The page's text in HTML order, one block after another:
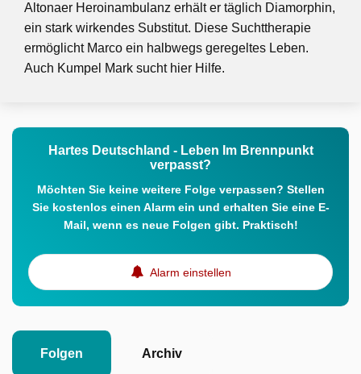
Altonaer Heroinambulanz erhält er täglich Diamorphin,
ein stark wirkendes Substitut. Diese Suchttherapie
ermöglicht Marco ein halbwegs geregeltes Leben.
Auch Kumpel Mark sucht hier Hilfe.
Hartes Deutschland - Leben Im Brennpunkt
verpasst?
Möchten Sie keine weitere Folge verpassen? Stellen
Sie kostenlos einen Alarm ein und erhalten Sie eine E-
Mail, wenn es neue Folgen gibt. Praktisch!
Alarm einstellen
Folgen Archiv